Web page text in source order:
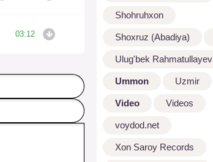
03:12
Shohruhxon
Shoxruz (Abadiya)
Ulug'bek Rahmatullayev
Ummon Uzmir
Video Videos
voydod.net
Xon Saroy Records